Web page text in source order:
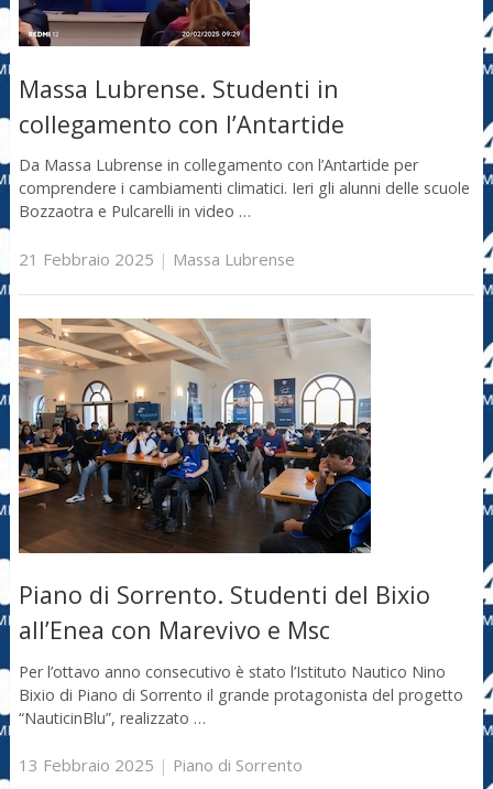
Massa Lubrense. Studenti in
collegamento con l’Antartide
Da Massa Lubrense in collegamento con l’Antartide per
comprendere i cambiamenti climatici. Ieri gli alunni delle scuole
Bozzaotra e Pulcarelli in video …
21 Febbraio 2025 | Massa Lubrense
Piano di Sorrento. Studenti del Bixio
all’Enea con Marevivo e Msc
Per l’ottavo anno consecutivo è stato l’Istituto Nautico Nino
Bixio di Piano di Sorrento il grande protagonista del progetto
“NauticinBlu”, realizzato …
13 Febbraio 2025 | Piano di Sorrento